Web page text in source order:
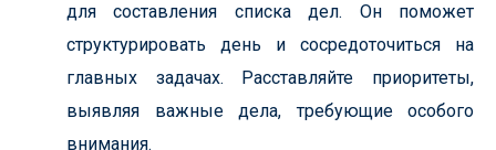
для составления списка дел. Он поможет
структурировать день и сосредоточиться на
главных задачах. Расставляйте приоритеты,
выявляя важные дела, требующие особого
внимания.